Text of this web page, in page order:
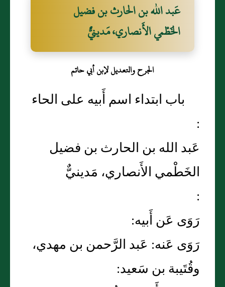
عَبد الله بن الحارث بن فضيل
الخَطْمي الأَنصاري، مَدينيٌّ
الجرح والتعديل لإبن أبي حاتم
باب ابتداء اسم أَبيه على الحاء
:
عَبد الله بن الحارث بن فضيل
الخَطْمي الأَنصاري، مَدينيٌّ
:
رَوَى عَن أَبيه:
رَوَى عَنه: عَبد الرَّحمن بن مهدي،
وقُتَيبة بن سَعيد: